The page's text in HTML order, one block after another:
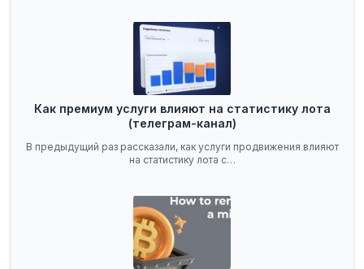
Как премиум услуги влияют на статистику лота
(телеграм-канал)
В предыдущий раз рассказали, как услуги продвижения влияют
на статистику лота с…